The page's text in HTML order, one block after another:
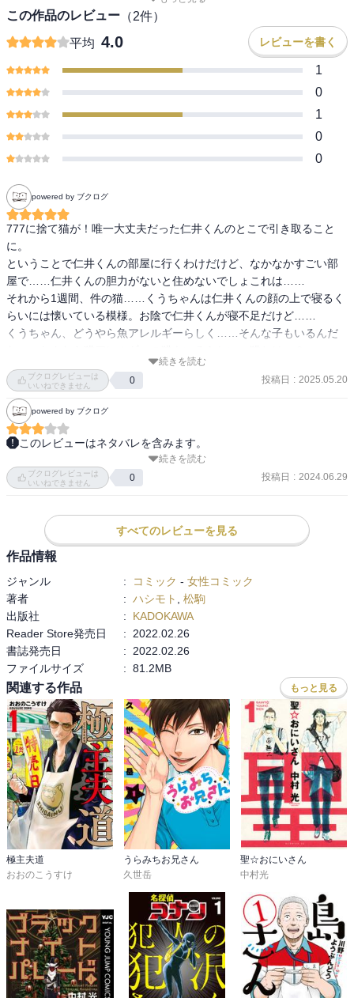
この作品のレビュー （2件）
平均 4.0 レビューを書く
1
0
1
0
0
powered by ブクログ
777に捨て猫が！唯一大丈夫だった仁井くんのとこで引き取ること
に。
ということで仁井くんの部屋に行くわけだけど、なかなかすごい部
屋で……仁井くんの胆力がないと住めないでしょこれは……
それから1週間、件の猫……くうちゃんは仁井くんの顔の上で寝るく
らいには懐いている模様。お陰で仁井くんが寝不足だけど……
くうちゃん、どうやら魚アレルギーらしく……そんな子もいるんだ
前巻から松駒さんが気になってたフォロワーさんの正体が判明。別
におっさんでもなんでもなく……
続きを読む
ブクログレビューは
いいねできません
0 投稿日 : 2025.05.20
powered by ブクログ
このレビューはネタバレを含みます。
動物が好き、嫌いなのは人間なホームセンターの店員さんに笑って
しまった。わかる。
店長からの電話は無視するか出勤を断るかできないのだろうか。
流石にイライラするし労働基準法はどうなっているのか。
紫の薔薇の人が速水さんじゃなかったマヤのたとえも面白かった。
猫なのに魚アレルギー？なんて会話になっているが
犬は肉、猫は魚は人間がつけた勝手なイメージだ。
塩山さんはぶっ飛んではいるが良い人だなと思う。
世の中いじめて良いのは自分の筋肉だけは中々に名言。
続きを読む
ブクログレビューは
いいねできません
0 投稿日 : 2024.06.29
すべてのレビューを見る
作品情報
ジャンル : コミック - 女性コミック
著者
: ハシモト
松駒
出版社
:
KADOKAWA
Reader Store発売日
:
2022.02.26
書誌発売日
:
2022.02.26
ファイルサイズ
: 81.2MB
関連する作品 もっと見る
極主夫道
おおのこうすけ
うらみちお兄さん
久世岳
聖☆おにいさん
中村光